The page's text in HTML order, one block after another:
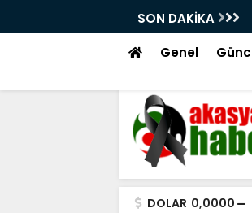
SON DAKİKA
Kutsal Emanetler Sardı
Genel
DOLAR 0,0000